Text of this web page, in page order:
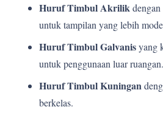
Huruf Timbul Akrilik
untuk tampilan yang lebih
Huruf Timbul Galvanisyang
untuk penggunaan luar ruangan.
Huruf Timbul Kuningan
berkelas.